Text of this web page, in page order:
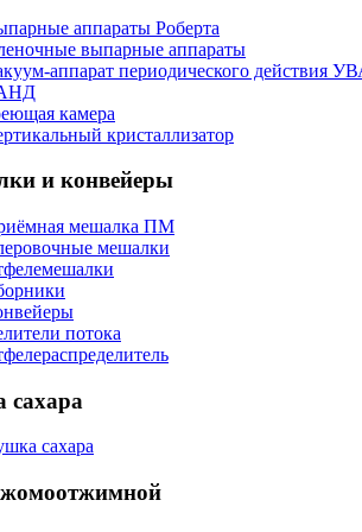
аппараты Роберта
выпарные аппараты
аппарат периодического действия
камера
кристаллизатор
и конвейеры
мешалка ПМ
мешалки
потока
сахара
сахара
жомоотжимной